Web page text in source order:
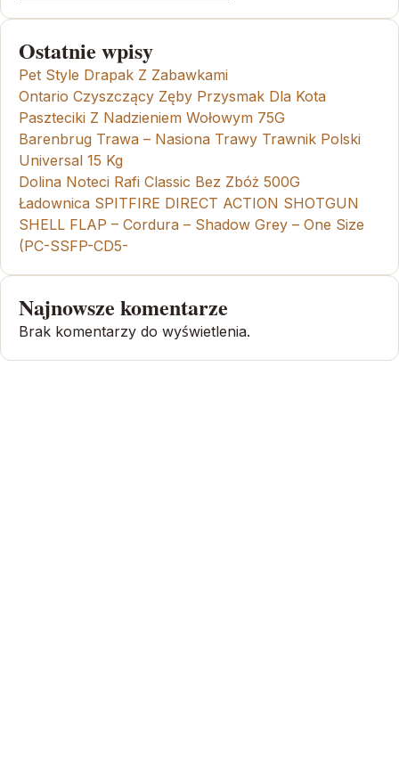
Ostatnie wpisy
Pet Style Drapak Z Zabawkami
Ontario Czyszczący Zęby Przysmak Dla Kota
Paszteciki Z Nadzieniem Wołowym 75G
Barenbrug Trawa – Nasiona Trawy Trawnik Polski
Universal 15 Kg
Dolina Noteci Rafi Classic Bez Zbóż 500G
Ładownica SPITFIRE DIRECT ACTION SHOTGUN
SHELL FLAP – Cordura – Shadow Grey – One Size
(PC-SSFP-CD5-
Najnowsze komentarze
Brak komentarzy do wyświetlenia.